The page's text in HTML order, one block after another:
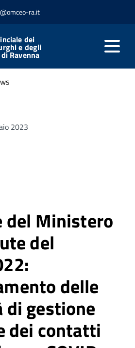
ra.it
dei
e degli
Ravenna
2023
del Ministero
del
delle
gestione
dei contatti